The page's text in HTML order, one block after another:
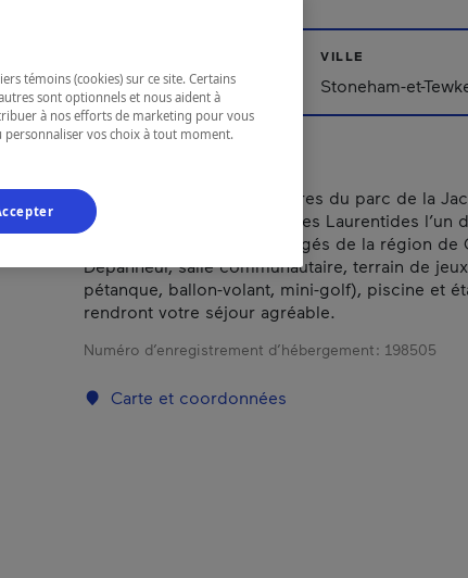
Québec
VILLE
Stoneham-et-
À une vingtaine de kilomètres du parc de la
Cartier, se niche au creux des Laurentides l’un
campings les mieux aménagés de la région de
Dépanneur, salle communautaire, terrain de
pétanque, ballon-volant, mini-golf), piscine et
rendront votre séjour agréable.
Numéro d’enregistrement d’hébergement : 198505
Carte et coordonnées
témoins (cookies) sur ce site. Certains
sont optionnels et nous aident à
à nos efforts de marketing pour vous
vos choix à tout moment.
dans une nouvelle fenêtre.